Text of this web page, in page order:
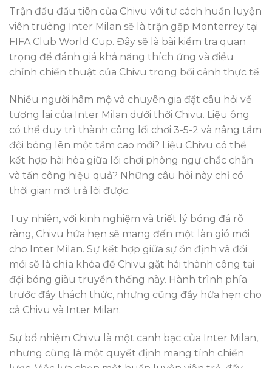
Trận đấu đầu tiên của Chivu với tư cách huấn luyện
viên trưởng Inter Milan sẽ là trận gặp Monterrey tại
FIFA Club World Cup. Đây sẽ là bài kiểm tra quan
trọng để đánh giá khả năng thích ứng và điều
chỉnh chiến thuật của Chivu trong bối cảnh thực tế.
Nhiều người hâm mộ và chuyên gia đặt câu hỏi về
tương lai của Inter Milan dưới thời Chivu. Liệu ông
có thể duy trì thành công lối chơi 3-5-2 và nâng tầm
đội bóng lên một tầm cao mới? Liệu Chivu có thể
kết hợp hài hòa giữa lối chơi phòng ngự chắc chắn
và tấn công hiệu quả? Những câu hỏi này chỉ có
thời gian mới trả lời được.
Tuy nhiên, với kinh nghiệm và triết lý bóng đá rõ
ràng, Chivu hứa hẹn sẽ mang đến một làn gió mới
cho Inter Milan. Sự kết hợp giữa sự ổn định và đổi
mới sẽ là chìa khóa để Chivu gặt hái thành công tại
đội bóng giàu truyền thống này. Hành trình phía
trước đầy thách thức, nhưng cũng đầy hứa hẹn cho
cả Chivu và Inter Milan.
Sự bổ nhiệm Chivu là một canh bạc của Inter Milan,
nhưng cũng là một quyết định mang tính chiến